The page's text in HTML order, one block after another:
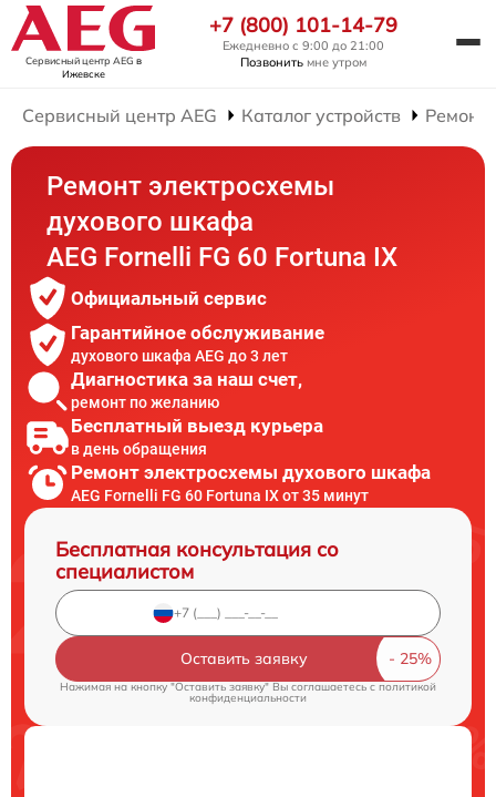
Сервисный центр AEG в
Ижевске
+7 (800) 101-14-79
Ежедневно с 9:00 до 21:00
Позвонить мне утром
Сервисный центр AEG Каталог устройств
Ремонт электросхемы
духового шкафа
AEG Fornelli FG 60 Fortuna IX
Официальный сервис
Гарантийное обслуживание
духового шкафа AEG до 3 лет
Диагностика за наш счет,
ремонт по желанию
Бесплатный выезд курьера
в день обращения
Ремонт электросхемы духового шкафа
AEG Fornelli FG 60 Fortuna IX от 35 минут
Бесплатная консультация со
специалистом
Оставить заявку
Нажимая на кнопку "Оставить заявку" Вы соглашаетесь cполитикой
конфиденциальности